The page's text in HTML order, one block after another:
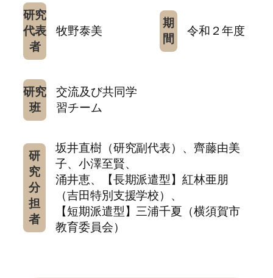
研究
代表
者
牧野泰美
期
間
令和２年度
研究
班
交流及び共同学
習チーム
研
究
分
担
者
坂井直樹（研究副代表）、齊藤由美
子、小澤至賢、
涌井恵、【長期派遣型】紅林亜朋
（吉田特別支援学校）、
【短期派遣型】三浦千夏（横須賀市
教育委員会）